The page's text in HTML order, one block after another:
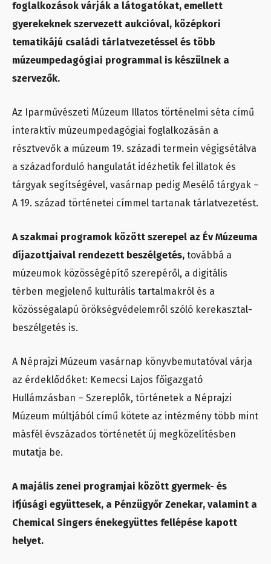
foglalkozások várják a látogatókat, emellett
gyerekeknek szervezett aukcióval, középkori
tematikájú családi tárlatvezetéssel és több
múzeumpedagógiai programmal is készülnek a
szervezők.
Az Iparművészeti Múzeum Illatos történelmi séta című
interaktív múzeumpedagógiai foglalkozásán a
résztvevők a múzeum 19. századi termein végigsétálva
a századforduló hangulatát idézhetik fel illatok és
tárgyak segítségével, vasárnap pedig Mesélő tárgyak –
A 19. század történetei címmel tartanak tárlatvezetést.
A szakmai programok között szerepel az Év Múzeuma
díjazottjaival rendezett beszélgetés, továbbá a
múzeumok közösségépítő szerepéről, a digitális
térben megjelenő kulturális tartalmakról és a
közösségalapú örökségvédelemről szóló kerekasztal-
beszélgetés is.
A Néprajzi Múzeum vasárnap könyvbemutatóval várja
az érdeklődőket: Kemecsi Lajos főigazgató
Hullámzásban – Szereplők, történetek a Néprajzi
Múzeum múltjából című kötete az intézmény több mint
másfél évszázados történetét új megközelítésben
mutatja be.
A majális zenei programjai között gyermek- és
ifjúsági együttesek, a Pénzügyőr Zenekar, valamint a
Chemical Singers énekegyüttes fellépése kapott
helyet.